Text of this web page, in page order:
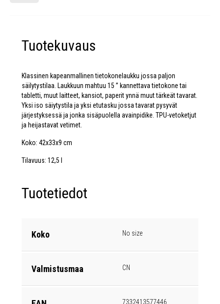
Tuotekuvaus
Klassinen kapeanmallinen tietokonelaukku jossa paljon
säilytystilaa. Laukkuun mahtuu 15 ” kannettava tietokone tai
tabletti, muut laitteet, kansiot, paperit ynnä muut tärkeät tavarat.
Yksi iso säiytystila ja yksi etutasku jossa tavarat pysyvät
järjestyksessä ja jonka sisäpuolella avainpidike. TPU-vetoketjut
ja heijastavat vetimet.
Koko: 42x33x9 cm
Tilavuus: 12,5 l
Tuotetiedot
Koko No size
Valmistusmaa CN
7332413577446